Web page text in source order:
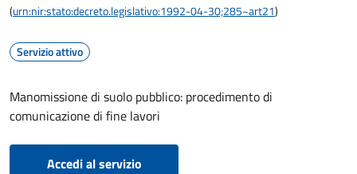
(urn:nir:stato:decreto.legislativo:1992-04-30;285~art21)
Servizio attivo
Manomissione di suolo pubblico: procedimento di
comunicazione di fine lavori
Accedi al servizio